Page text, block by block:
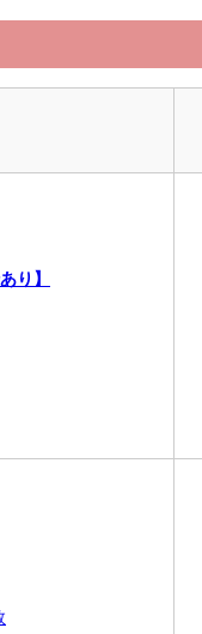
り】